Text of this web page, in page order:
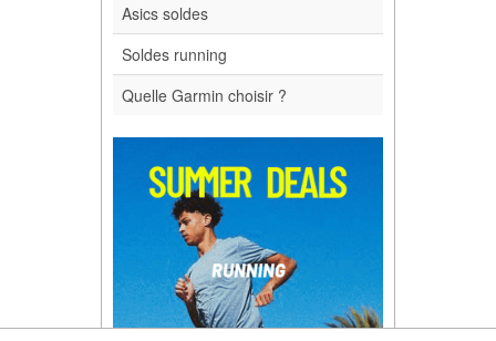
Asics soldes
Soldes running
Quelle Garmin choisir ?